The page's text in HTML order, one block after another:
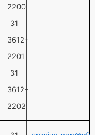
2200
31
3612-
2201
31
3612-
2202